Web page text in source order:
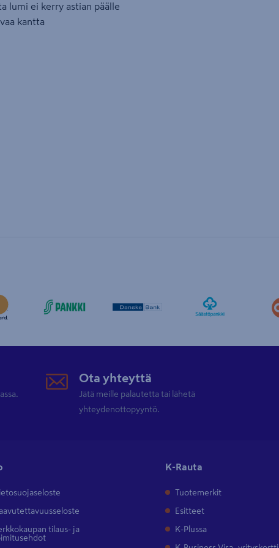
lumi ei kerry astian päälle
kantta
Ota yhteyttä
Jätä meille palautetta tai lähetä
yhteydenottopyyntö.
tilaus- ja
K-Rauta
Tuotemerkit
Esitteet
K-Plussa